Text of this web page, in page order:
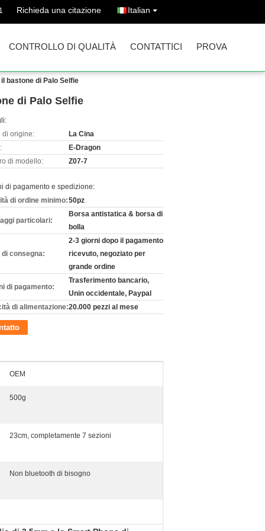
Richieda una citazione Italian
CONTROLLO DI QUALITÀ CONTATTICI PROVA
bastone di Palo Selfie
di Palo Selfie
di origine:
La Cina
E-Dragon
di modello:
Z07-7
di pagamento e spedizione:
di ordine minimo:50pz
particolari:
Borsa antistatica & borsa di
bolla
di consegna:
2-3 giorni dopo il pagamento
ricevuto, negoziato per
grande ordine
di pagamento:
Trasferimento bancario,
Unin occidentale, Paypal
di alimentazione:20.000 pezzi al mese
OEM
500g
23cm, completamente 7 sezioni
Non bluetooth di bisogno